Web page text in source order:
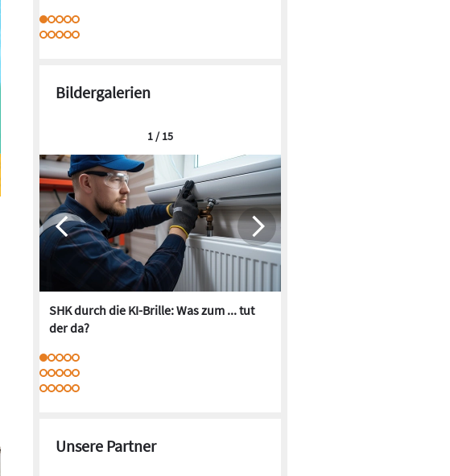
Bildergalerien
SHK durch die KI-Brille: Was zum ... tut
der da?
1 / 15
Unsere Partner